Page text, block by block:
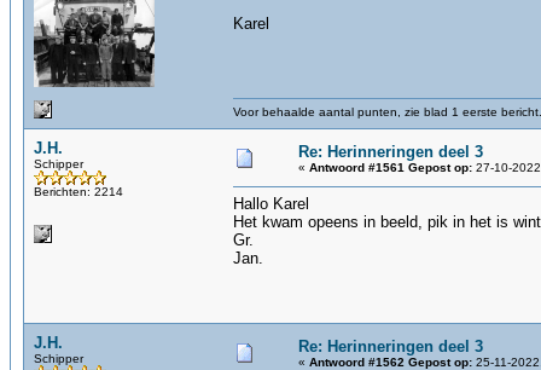
Karel
Voor behaalde aantal punten, zie blad 1 eerste bericht.
J.H.
Schipper
Berichten: 2214
Re: Herinneringen deel 3
« Antwoord #1561 Gepost op: 27-10-
Hallo Karel
Het kwam opeens in beeld, pik in het is
Gr.
Jan.
J.H.
Schipper
Re: Herinneringen deel 3
« Antwoord #1562 Gepost op: 25-11-